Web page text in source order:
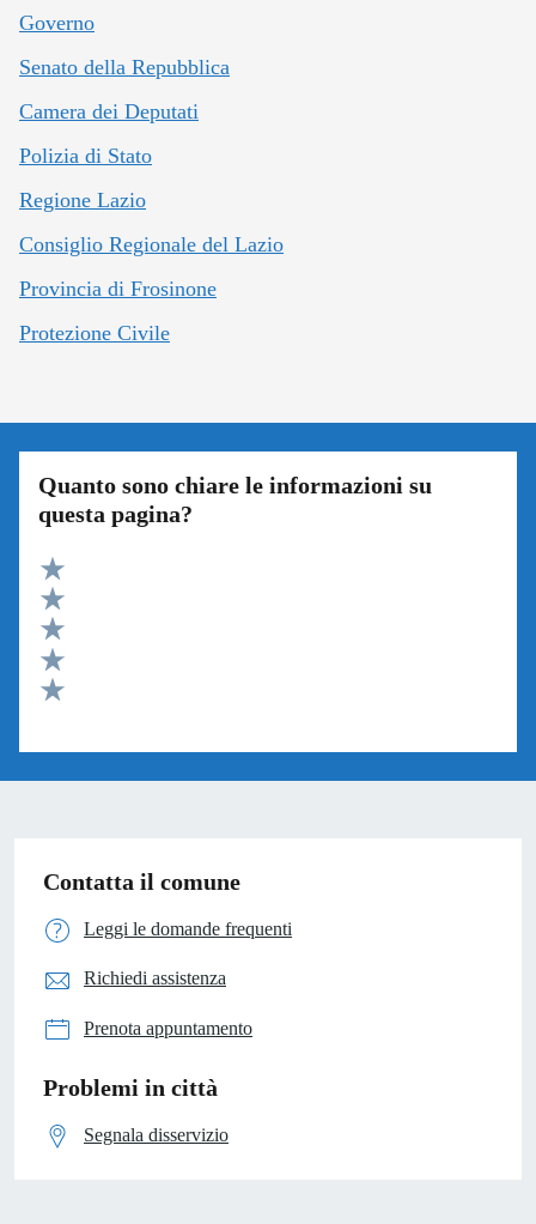
Governo
Senato della Repubblica
Camera dei Deputati
Polizia di Stato
Regione Lazio
Consiglio Regionale del Lazio
Provincia di Frosinone
Protezione Civile
Quanto sono chiare le informazioni su
questa pagina?
Valuta 5 stelle su 5
Valuta 4 stelle su 5
Valuta 3 stelle su 5
Valuta 2 stelle su 5
Contatta il comune
Leggi le domande frequenti
Richiedi assistenza
Prenota appuntamento
Problemi in città
Segnala disservizio